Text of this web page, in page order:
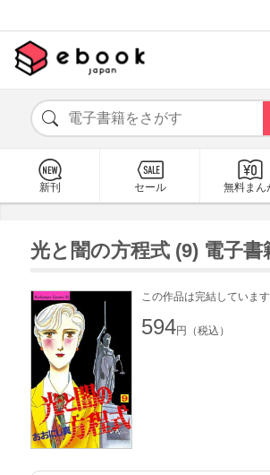
新刊 セール 無料まん
光と闇の方程式 (9) 電子書
この作品は完結していま
594円（税込）